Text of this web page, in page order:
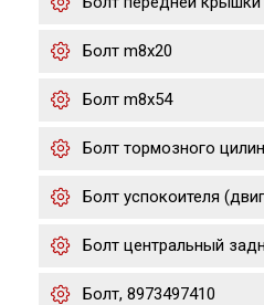
Болт m8x20
Болт m8x54
Болт тормозного
Болт успокоителя
Болт центральный
Болт, 8973497410